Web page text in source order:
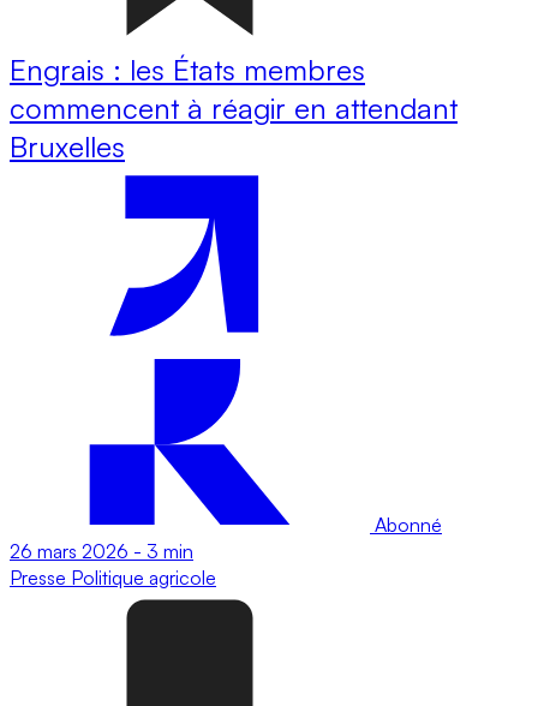
Engrais : les États membres
commencent à réagir en attendant
Bruxelles
Abonné
26 mars 2026 - 3 min
Presse Politique agricole